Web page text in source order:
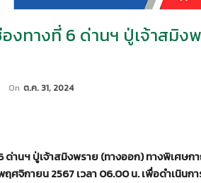
งทางที่ 6 ด่านฯ ปู่เจ้าสมิง
On ต.ค. 31, 2024
านฯ ปู่เจ้าสมิงพราย (ทางออก) ทางพิเศษก
ฤศจิกายน 2567 เวลา 06.00 น. เพื่อดำเนิน